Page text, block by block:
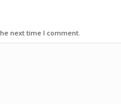
next time I comment.